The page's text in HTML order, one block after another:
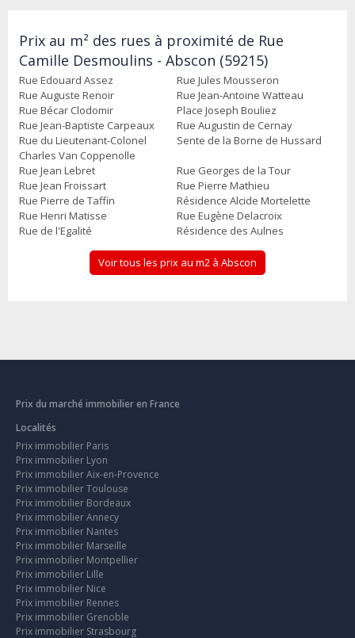
Prix au m² des rues à proximité de Rue
Camille Desmoulins - Abscon (59215)
Rue Edouard Assez
Rue Jules Mousseron
Rue Auguste Renoir
Rue Jean-Antoine Watteau
Rue Bécar Clodomir
Place Joseph Bouliez
Rue Jean-Baptiste Carpeaux
Rue Augustin de Cernay
Rue du Lieutenant-Colonel
Charles Van Coppenolle
Sente de la Borne de Hussard
Rue Jean Lebret
Rue Georges de la Tour
Rue Jean Froissart
Rue Pierre Mathieu
Rue Pierre de Taffin
Résidence Alcide Mortelette
Rue Henri Matisse
Rue Eugène Delacroix
Rue de l'Egalité
Résidence des Aulnes
Voir tous les prix au m2 à Abscon
Prix du marché immobilier en France
Localités
Prix immobilier Paris
Prix immobilier Lyon
Prix immobilier Aix-en-Provence
Prix immobilier Toulouse
Prix immobilier Bordeaux
Prix immobilier Annecy
Prix immobilier Nantes
Prix immobilier Marseille
Prix immobilier Montpellier
Prix immobilier Lille
Prix immobilier Nice
Prix immobilier Rennes
Prix immobilier Grenoble
Prix immobilier Strasbourg